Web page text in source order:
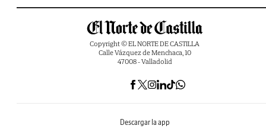
Copyright © EL NORTE DE CASTILLA
Calle Vázquez de Menchaca, 10
47008 - Valladolid
Descargar la app